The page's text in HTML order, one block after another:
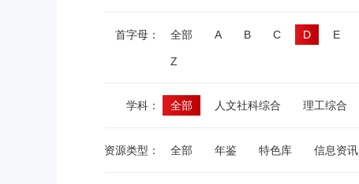
首字母： 全部 A B C D E
Z
学科： 全部 人文社科综合 理工综合
资源类型： 全部 年鉴 特色库 信息资讯